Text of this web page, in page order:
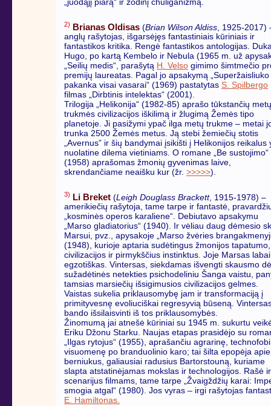
2) Brianas Oldisas (Brian Wilson Aldiss , 1925-2017)
anglų rašytojas, išgarsėjęs fantastiniais kūriniais ir
fantastikos kritika. Rengė fantastikos antologijas.
Hugo, po kartą Kembelo ir Nebula (1965 m. už
„Seilių medis“, parašytą H. Velso gimimo šimtmečio
premijų laureatas. Pagal jo apsakymą „Superžaisliuko
pakanka visai vasarai“ (1969) pastatytas S. Spilbergo
filmas „Dirbtinis intelektas“ (2001).
Trilogija „Helikonija“ (1982-85) aprašo tūkstančių metų
trukmės civilizacijos iškilimą ir žlugimą Žemės tipo
planetoje. Ji pasižymi ypač ilga metų trukme – metai
trunka 2500 Žemės metus. Ją stebi žemiečių stotis
„Avernus” ir šių bandymai įsikišti į Helikonijos reikalus
nuolatine dilema vietiniams. O romane „Be sustojimo“
(1958) aprašomas žmonių gyvenimas laive,
skrendančiame neaišku kur (žr. >>>>>).
3) Li Breket (Leigh Douglass Brackett, 1915-1978) –
amerikiečių rašytoja, tame tarpe ir fantastė,
„kosminės operos karaliene“. Debiutavo apsakymu
„Marso gladiatorius“ (1940). Ir vėliau daug dėmesio
Marsui, pvz., apysakoje „Marso žvėries
(1948), kurioje aptaria sudėtingus žmonijos tapatumo,
civilizacijos ir pirmykščius instinktus. Joje Marsas labai
egzotiškas. Vintersas, siekdamas išvengti skausmo
sužadėtinės netekties psichodeliniu Šanga vaistu,
tamsias marsiečių išsigimusios civilizacijos gelmes.
Vaistas sukelia priklausomybę jam ir transformaciją į
primityvesnę evoliuciškai regresyvią būseną.
bando išsilaisvinti iš tos priklausomybės.
Žinomumą jai atnešė kūriniai su 1945 m. sukurtu
Eriku Džonu Starku. Naujas etapas prasidėjo su
„Ilgas rytojus“ (1955), aprašančiu agrarinę,
visuomenę po branduolinio karo; tai šilta epopėja
berniukus, galiausiai radusius Bartorstouną, kuriame
slapta atstatinėjamas mokslas ir technologijos. Rašė ir
scenarijus filmams, tame tarpe „Žvaigždžių karai:
smogia atgal“ (1980). Jos vyras – irgi rašytojas
E. Hamiltonas.